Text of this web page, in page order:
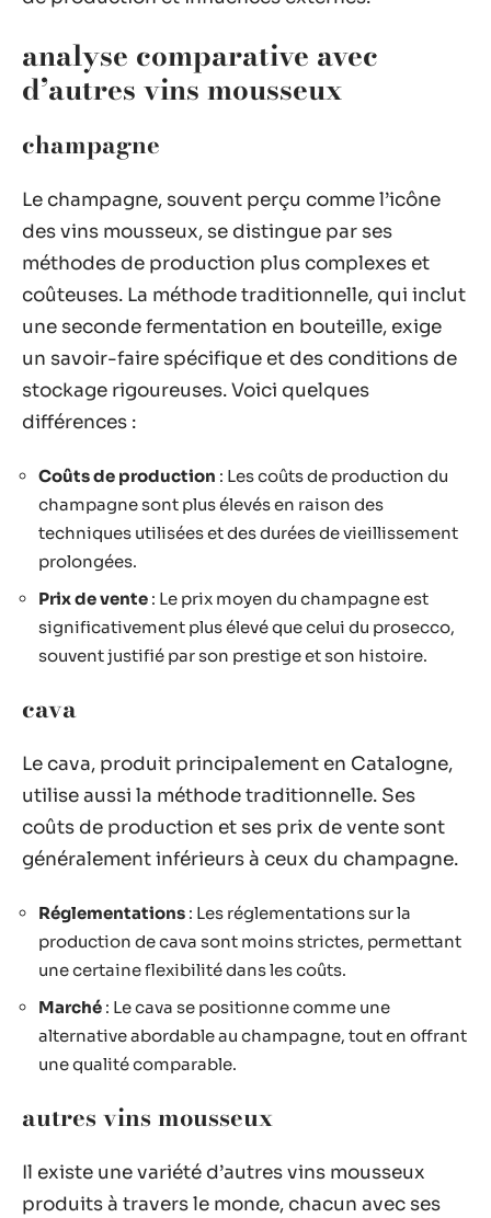
analyse comparative avec
d’autres vins mousseux
champagne
Le champagne, souvent perçu comme l’icône
des vins mousseux, se distingue par ses
méthodes de production plus complexes et
coûteuses. La méthode traditionnelle, qui inclut
une seconde fermentation en bouteille, exige
un savoir-faire spécifique et des conditions de
stockage rigoureuses. Voici quelques
différences :
Coûts de production : Les coûts de production du
champagne sont plus élevés en raison des
techniques utilisées et des durées de vieillissement
prolongées.
Prix de vente : Le prix moyen du champagne est
significativement plus élevé que celui du prosecco,
souvent justifié par son prestige et son histoire.
cava
Le cava, produit principalement en Catalogne,
utilise aussi la méthode traditionnelle. Ses
coûts de production et ses prix de vente sont
généralement inférieurs à ceux du champagne.
Réglementations : Les réglementations sur la
production de cava sont moins strictes, permettant
une certaine flexibilité dans les coûts.
Marché : Le cava se positionne comme une
alternative abordable au champagne, tout en offrant
une qualité comparable.
autres vins mousseux
Il existe une variété d’autres vins mousseux
produits à travers le monde, chacun avec ses